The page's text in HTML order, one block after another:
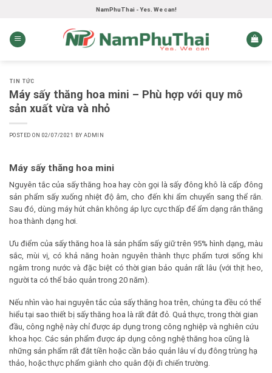
content
NamPhuThai - Yes. We can!
TIN TỨC
Máy sấy thăng hoa mini – Phù hợp với quy mô
sản xuất vừa và nhỏ
POSTED ON 02/07/2021 BY ADMIN
Máy sấy thăng hoa mini
Nguyên tắc của sấy thăng hoa hay còn gọi là sấy đông khô là cấp đông
sản phẩm sấy xuống nhiệt độ âm, cho đến khi ẩm chuyển sang thể rắn.
Sau đó, dùng máy hút chân không áp lực cực thấp để ẩm dạng rắn thăng
hoa thành dạng hơi.
Ưu điểm của sấy thăng hoa là sản phẩm sấy giữ trên 95% hình dạng, màu
sắc, mùi vị, có khả năng hoàn nguyên thành thực phẩm tươi sống khi
ngâm trong nước và đặc biệt có thời gian bảo quản rất lâu (với thịt heo,
người ta có thể bảo quản trong 20 năm).
Nếu nhìn vào hai nguyên tắc của sấy thăng hoa trên, chúng ta đều có thể
hiểu tại sao thiết bị sấy thăng hoa là rất đắt đỏ. Quả thực, trong thời gian
đầu, công nghệ này chỉ được áp dụng trong công nghiệp và nghiên cứu
khoa học. Các sản phẩm được áp dụng công nghệ thăng hoa cũng là
những sản phẩm rất đắt tiền hoặc cần bảo quản lâu ví dụ đông trùng hạ
thảo, hoặc thực phẩm giành cho quân đội đi chiến trường.